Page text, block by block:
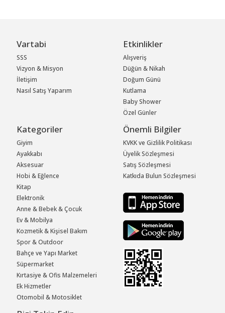
Vartabi
SSS
Vizyon & Misyon
İletişim
Nasıl Satış Yaparım
Etkinlikler
Alışveriş
Düğün & Nikah
Doğum Günü
Kutlama
Baby Shower
Özel Günler
Kategoriler
Giyim
Ayakkabı
Aksesuar
Hobi & Eğlence
Kitap
Elektronik
Anne & Bebek & Çocuk
Ev & Mobilya
Kozmetik & Kişisel Bakım
Spor & Outdoor
Bahçe ve Yapı Market
Süpermarket
Kırtasiye & Ofis Malzemeleri
Ek Hizmetler
Otomobil & Motosiklet
Önemli Bilgiler
KVKK ve Gizlilik Politikası
Üyelik Sözleşmesi
Satış Sözleşmesi
Katkıda Bulun Sözleşmesi